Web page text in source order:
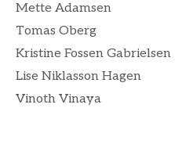
Mette Adamsen
Tomas Oberg
Kristine Fossen Gabrielsen
Lise Niklasson Hagen
Vinoth Vinaya